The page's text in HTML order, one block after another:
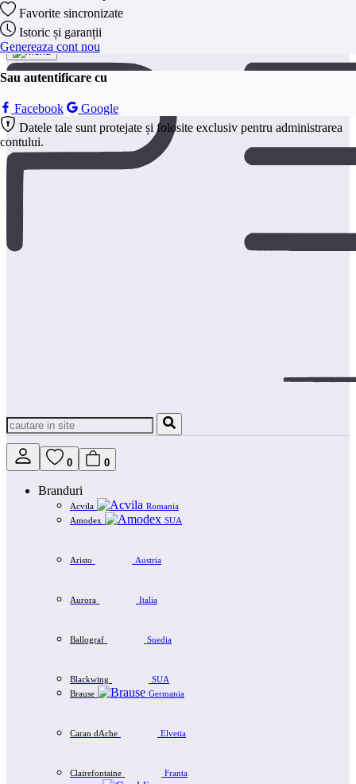
anonim.
Salveaza
0 0
Branduri
Acvila
Romania
Amodex
SUA
Aristo Austria
Aurora Italia
Ballograf Suedia
Blackwing
SUA
Brause
Germania
Caran dAche Elvetia
Clairefontaine
Franta
Favorite sincronizate
Istoric și garanții
Genereaza cont nou
Sau autentificare cu
Facebook
Google
Datele tale sunt protejate și folosite exclusiv pentru administrarea
contului.